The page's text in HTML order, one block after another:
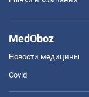
MedOboz
Новости медицины
Covid